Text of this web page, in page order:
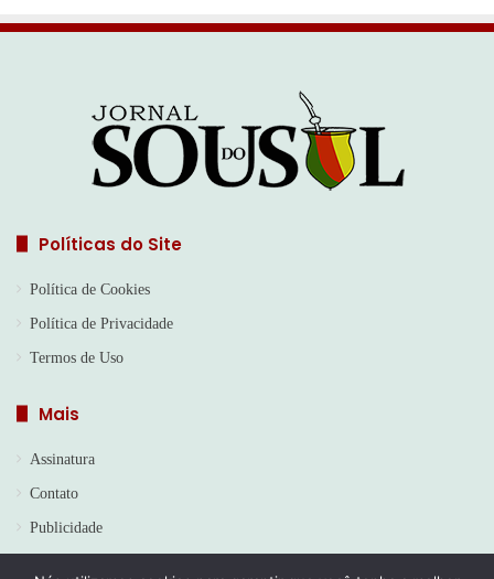
Políticas do Site
Política de Cookies
Política de Privacidade
Termos de Uso
Mais
Assinatura
Contato
Publicidade